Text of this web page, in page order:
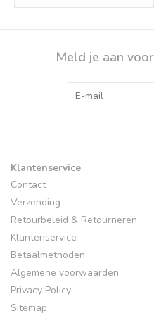
Meld je aan
Klantenservice
Contact
Verzending
Retourbeleid & Retourneren
Klantenservice
Betaalmethoden
Algemene voorwaarden
Privacy Policy
Sitemap